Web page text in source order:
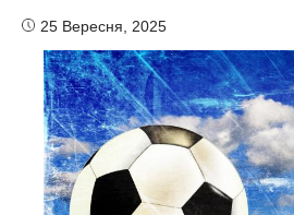
25 Вересня, 2025